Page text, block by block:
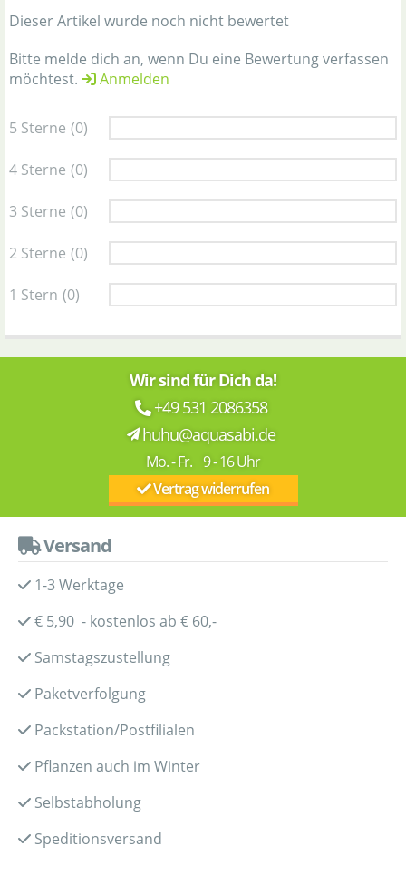
Dieser Artikel wurde noch nicht bewertet
Bitte melde dich an, wenn Du eine Bewertung verfassen
möchtest.
Anmelden
5 Sterne (0)
4 Sterne (0)
3 Sterne (0)
2 Sterne (0)
1 Stern (0)
Wir sind für Dich da!
+49 531 2086358
huhu@aquasabi.de
Mo. - Fr. 9 - 16 Uhr
Vertrag widerrufen
Versand
1-3 Werktage
€ 5,90 - kostenlos ab € 60,-
Samstagszustellung
Paketverfolgung
Packstation/Postfilialen
Pflanzen auch im Winter
Selbstabholung
Speditionsversand